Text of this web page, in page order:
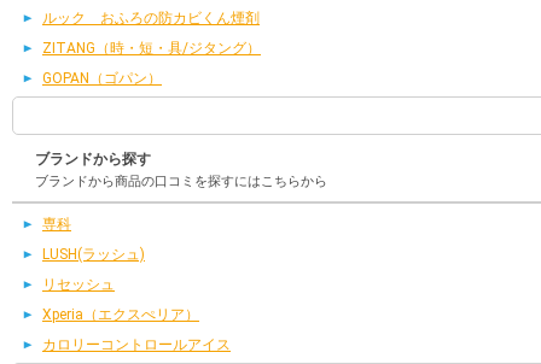
ルック おふろの防カビくん煙剤
ZITANG（時・短・具/ジタング）
GOPAN（ゴパン）
ブランドから探す
ブランドから商品の口コミを探すにはこちらから
専科
LUSH(ラッシュ)
リセッシュ
Xperia（エクスぺリア）
カロリーコントロールアイス